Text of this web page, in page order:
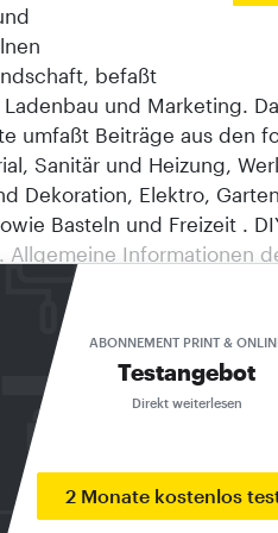
ABONNEMENT PRINT &
Testangebot
Direkt weiterlesen
2 Monate kostenlos
befaßt
und Marketing.
umfaßt Beiträge aus den
Sanitär und Heizung,
Dekoration, Elektro,
Basteln und Freizeit .
Allgemeine Informationen
. Das diy-
Partners DeDeNet
© Copyright 1998,
durch Freiraum für
Peters und Robert
Spitzenleistungen" die
begann
einer exzellenten
Marktleitung?", so fragte